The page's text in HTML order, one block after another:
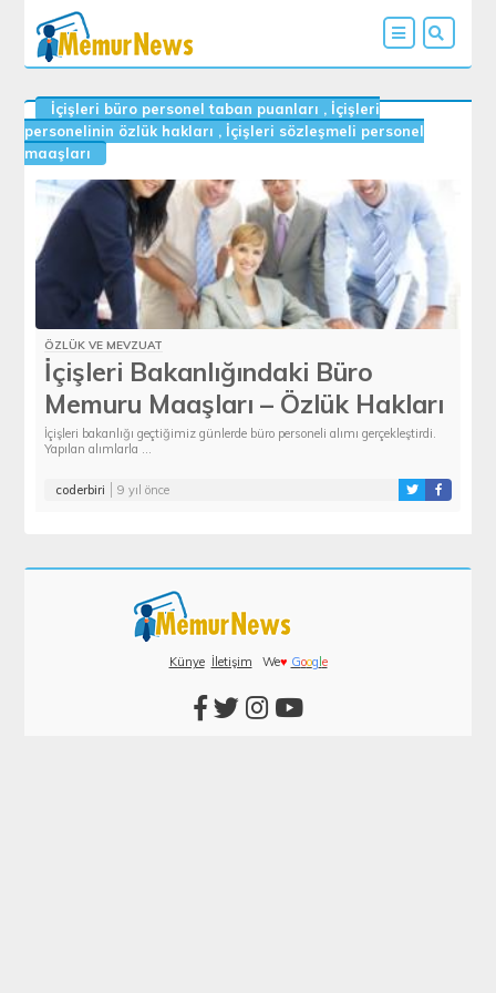
İçişleri büro personel taban puanları , İçişleri
personelinin özlük hakları , İçişleri sözleşmeli personel
maaşları
ÖZLÜK VE MEVZUAT
İçişleri Bakanlığındaki Büro
Memuru Maaşları – Özlük Hakları
İçişleri bakanlığı geçtiğimiz günlerde büro personeli alımı gerçekleştirdi.
Yapılan alımlarla ...
coderbiri 9 yıl önce
Künye İletişim We♥ Goog e